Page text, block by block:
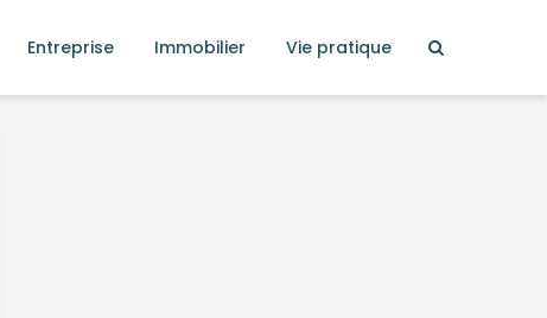
Entreprise Immobilier Vie pratique